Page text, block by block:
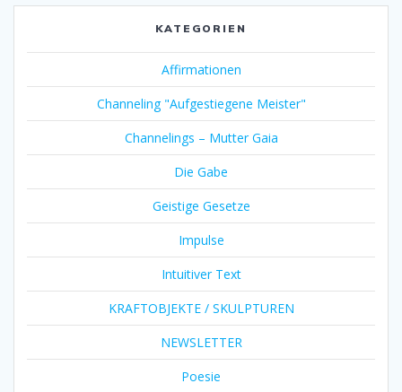
KATEGORIEN
Affirmationen
Channeling "Aufgestiegene Meister"
Channelings – Mutter Gaia
Die Gabe
Geistige Gesetze
Impulse
Intuitiver Text
KRAFTOBJEKTE / SKULPTUREN
NEWSLETTER
Poesie